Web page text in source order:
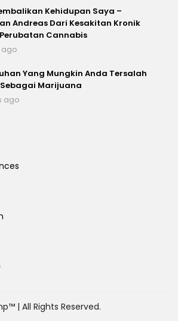
Kehidupan Saya –
Andreas Dari Kesakitan Kronik
Cannabis
ago
Yang Mungkin Anda Tersalah
Marijuana
ago
| All Rights Reserved.